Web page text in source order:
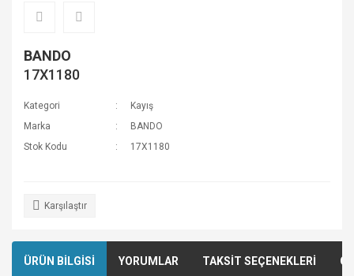
BANDO
17X1180
Kategori
Kayış
Marka
BANDO
Stok Kodu
17X1180
Karşılaştır
ÜRÜN BİLGİSİ YORUMLAR TAKSİT SEÇENEKLERİ